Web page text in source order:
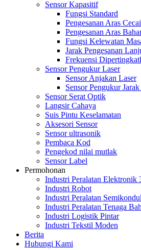
Sensor Kapasitif
Fungsi Standard
Pengesanan Aras
Pengesanan Aras
Fungsi Kelewatan
Jarak Pengesanan
Frekuensi
Sensor Pengukur Laser
Sensor Anjakan Laser
Sensor Pengukur
Sensor Serat Optik
Langsir Cahaya
Suis Pintu Keselamatan
Aksesori Sensor
Sensor ultrasonik
Pembaca Kod
Pengekod nilai mutlak
Sensor Label
Permohonan
Industri Peralatan Elektronik
Industri Robot
Industri Peralatan
Industri Peralatan Tenaga
Industri Logistik Pintar
Industri Tekstil Moden
Berita
Hubungi Kami